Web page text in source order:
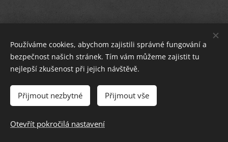
KONTAKT: e-mail: kalachart@seznam.cz, telefon +
420 702 158 327,používám také WhatsApp:+420 702 158
327
AUTORSKÁ ORIGINÁLNÍ TVORBA.Upozornění - na obsah
těchto stránek se vztahuje ochrana autorských práv.
Vytvořeno službou
Používáme cookies, abychom zajistili správné fungování a
bezpečnost našich stránek. Tím vám můžeme zajistit tu
nejlepší zkušenost při jejich návštěvě.
Přijmout nezbytné Přijmout vše
Otevřít pokročilá nastavení